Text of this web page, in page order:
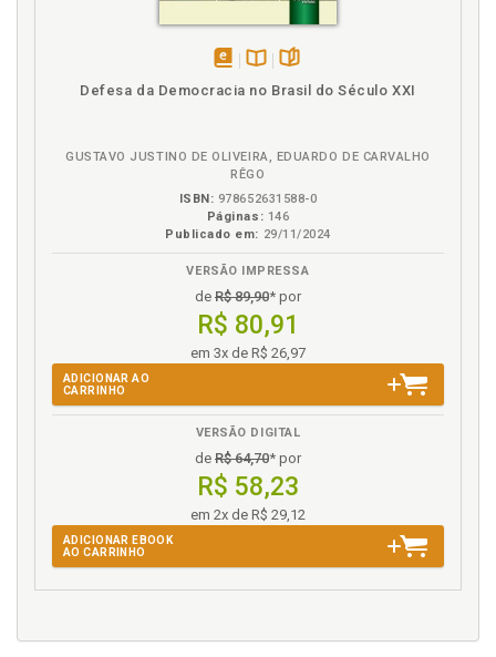
Disponível
páginas
Defesa da Democracia no Brasil do Século XXI
GUSTAVO JUSTINO DE OLIVEIRA, EDUARDO DE CARVALHO
RÊGO
ISBN: 978652631588-0
Páginas: 146
Publicado em: 29/11/2024
VERSÃO IMPRESSA
de R$ 89,90* por
R$ 80,91
em 3x de R$ 26,97
ADICIONAR AO
CARRINHO
VERSÃO DIGITAL
de R$ 64,70* por
R$ 58,23
em 2x de R$ 29,12
ADICIONAR EBOOK
AO CARRINHO